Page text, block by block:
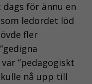
dags för ännu en
ledordet löd
fler
”pedagogiskt
nå upp till